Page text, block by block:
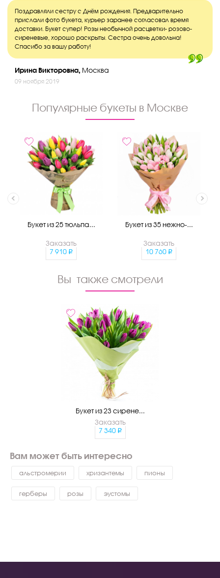
Поздравляли сестру с Днём рождения. Предварительно
прислали фото букета, курьер заранее согласовал время
доставки. Букет супер! Розы необычной расцветки- розово-
сиреневые, хорошо раскрыты. Сестра очень довольна!
Спасибо за вашу работу!
Ирина Викторовна, Москва
09 ноября 2019
Популярные букеты в Москве
Букет из 25 тюльпа...
Заказать
7 910
Букет из 35 нежно-...
Заказать
10 760
Вы также смотрели
Букет из 23 сирене...
Заказать
7 340
Вам может быть интересно
альстромерии хризантемы пионы
герберы розы эустомы